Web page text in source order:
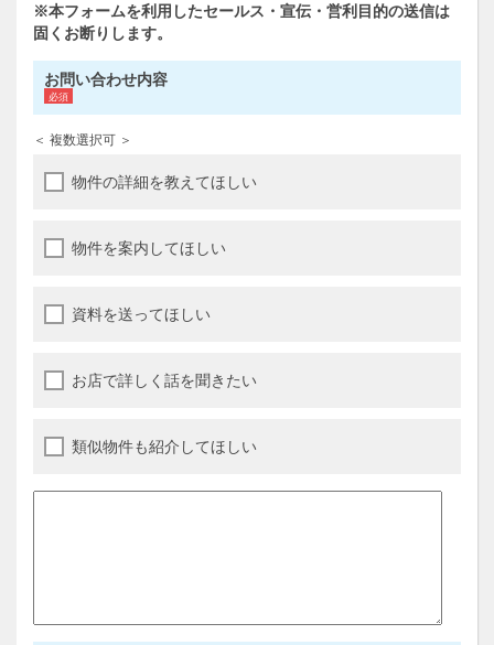
※本フォームを利用したセールス・宣伝・営利目的の送信は
固くお断りします。
お問い合わせ内容
＜ 複数選択可 ＞
物件の詳細を教えてほしい
物件を案内してほしい
資料を送ってほしい
お店で詳しく話を聞きたい
類似物件も紹介してほしい